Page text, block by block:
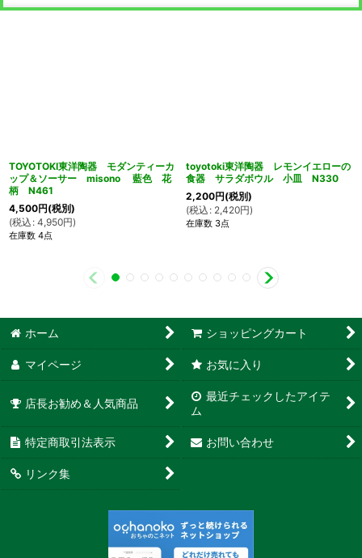
TOYOTOKI東洋陶器 モダンティーカ
ップ＆ソーサー misono 藍色 花
柄 N461
4,500円(税別)
(税込 : 4,950円)
在庫数 4点
toyotoki東洋陶器 レモンイエローの
食器 サラダボウル 小皿 N330
2,200円(税別)
(税込 : 2,420円)
在庫数 3点
ホーム ショッピングカート
マイページ お気に入り
店長お勧め＆人気商品
最近チェックしたアイテ
ム
特定商取引法表示 お問い合わせ
リンク集